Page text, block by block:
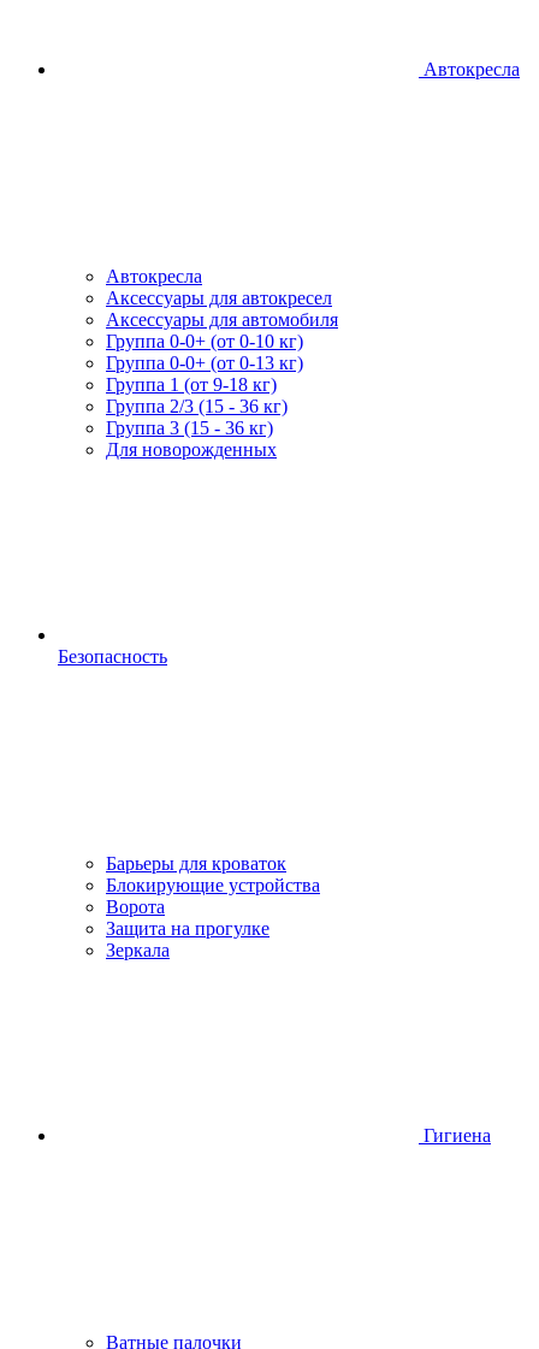
Автокресла
Автокресла
Аксессуары для автокресел
Аксессуары для автомобиля
Группа 0-0+ (от 0-10 кг)
Группа 0-0+ (от 0-13 кг)
Группа 1 (от 9-18 кг)
Группа 2/3 (15 - 36 кг)
Группа 3 (15 - 36 кг)
Для новорожденных
Безопасность
Барьеры для кроваток
Блокирующие устройства
Ворота
Защита на прогулке
Зеркала
Гигиена
Ватные палочки